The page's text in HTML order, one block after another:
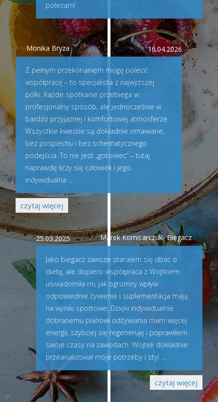
polecam!
Monika Bryza 16.04.2026
Z pełnym przekonaniem mogę polecić
współpracę – to specjalista z najwyższej
półki. Każde spotkanie przebiega w
profesjonalny sposób, ale jednocześnie w
bardzo przyjaznej i komfortowej atmosferze.
Wszystkie kwestie są dokładnie omawiane,
bez pośpiechu i bez schematycznego
podejścia. To nie jest „gotowiec” – tutaj
naprawdę liczy się człowiek i jego
indywidualna ...
czytaj więcej
Marek Komisarczuk- Biegacz
25.03.2025
Jako biegacz zawsze starałem się dbać o
dietę, ale dopiero współpraca z Wojtkiem
uświadomiła mi, jak ogromny wpływ
odpowiednie żywienie i suplementacja mają
na wyniki sportowe. Dzięki indywidualnie
dobranemu planowi odżywiania mam więcej
energii, szybciej się regeneruję i poprawiłem
swoje czasy na zawodach. Wojtek dokładnie
przeanalizował moje potrzeby i styl ...
czytaj więcej